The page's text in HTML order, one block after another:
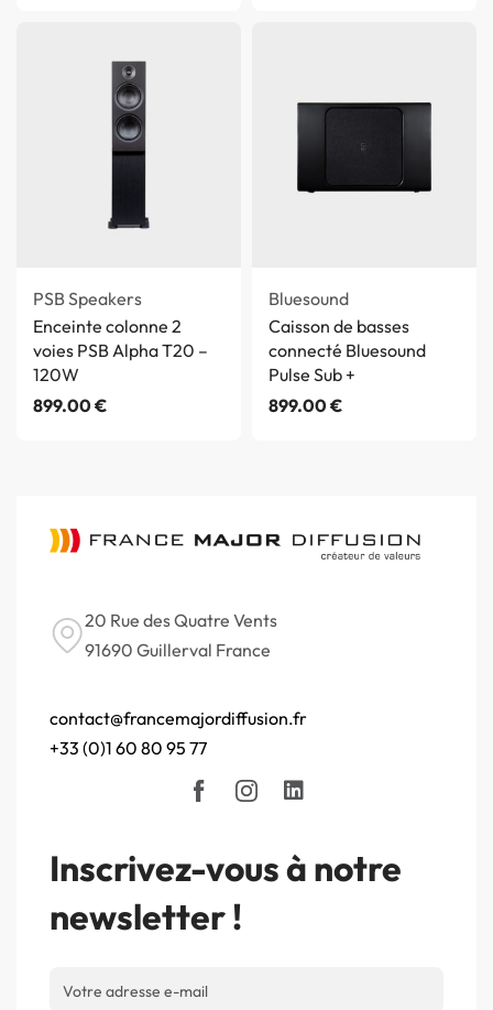
PSB Speakers
Enceinte colonne 2
voies PSB Alpha T20 –
120W
899.00€
Bluesound
Caisson de basses
connecté Bluesound
Pulse Sub +
899.00€
20 Rue des Quatre Vents
91690 Guillerval France
contact@francemajordiffusion.fr
+33 (0)1 60 80 95 77
Inscrivez-vous à notre
newsletter !